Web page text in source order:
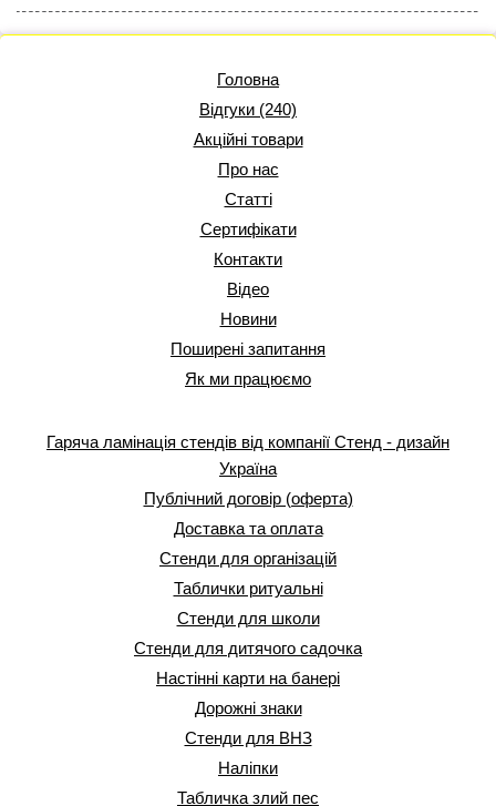
Головна
Відгуки (240)
Акційні товари
Про нас
Статті
Сертифікати
Контакти
Відео
Новини
Поширені запитання
Як ми працюємо
Гаряча ламінація стендів від компанії Стенд - дизайн
Україна
Публічний договір (оферта)
Доставка та оплата
Стенди для організацій
Таблички ритуальні
Стенди для школи
Стенди для дитячого садочка
Настінні карти на банері
Дорожні знаки
Стенди для ВНЗ
Наліпки
Табличка злий пес